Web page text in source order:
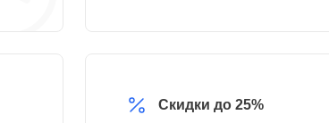
Скидки до 25%